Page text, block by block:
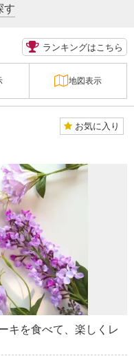
す
ランキングはこちら
地図表示
お気に入り
キを食べて、楽しくレ